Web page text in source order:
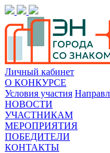
Личный кабинет
О КОНКУРСЕ
Условия участия
НОВОСТИ
УЧАСТНИКАМ
МЕРОПРИЯТИЯ
ПОБЕДИТЕЛИ
КОНТАКТЫ